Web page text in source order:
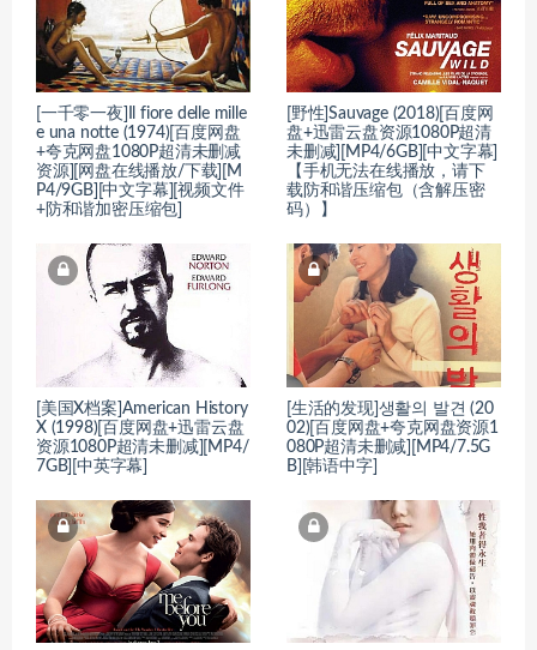
[一千零一夜]Il fiore delle mille
e una notte (1974)[百度网盘
+夸克网盘1080P超清未删减
资源][网盘在线播放/下载][M
P4/9GB][中文字幕][视频文件
+防和谐加密压缩包]
[野性]Sauvage (2018)[百度网
盘+迅雷云盘资源1080P超清
未删减][MP4/6GB][中文字幕]
【手机无法在线播放，请下
载防和谐压缩包（含解压密
码）】
[美国X档案]American History
X (1998)[百度网盘+迅雷云盘
资源1080P超清未删减][MP4/
7GB][中英字幕]
[生活的发现]생활의 발견 (20
02)[百度网盘+夸克网盘资源1
080P超清未删减][MP4/7.5G
B][韩语中字]